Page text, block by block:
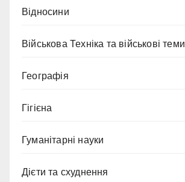
Відносини
Військова Техніка та військові теми
Географія
Гігієна
Гуманітарні науки
Дієти та схуднення